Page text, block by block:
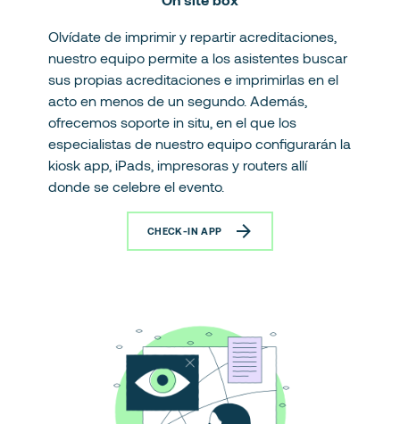
Olvídate de imprimir y repartir acreditaciones,
nuestro equipo permite a los asistentes buscar
sus propias acreditaciones e imprimirlas en el
acto en menos de un segundo. Además,
ofrecemos soporte in situ, en el que los
especialistas de nuestro equipo configurarán la
kiosk app, iPads, impresoras y routers allí
donde se celebre el evento.
CHECK-IN APP